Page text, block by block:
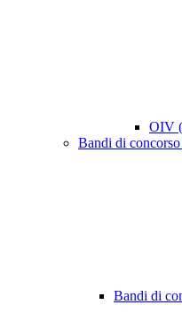
OIV
Bandi di concorso
Bandi di